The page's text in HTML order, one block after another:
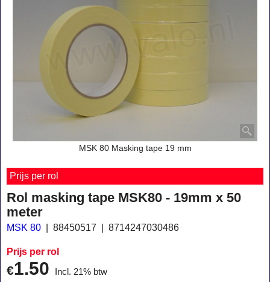
MSK 80 Masking tape 19 mm
Prijs per rol
Rol masking tape MSK80 - 19mm x 50
meter
MSK 80 88450517 8714247030486
Prijs per rol
€1.50
Incl. 21% btw